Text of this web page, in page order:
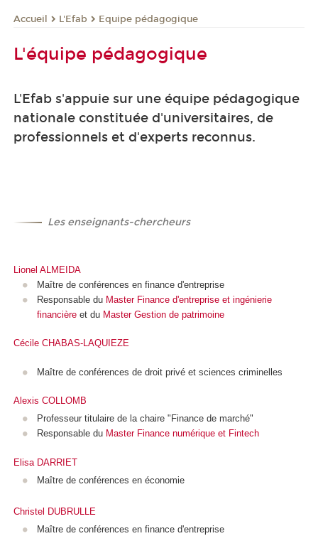
Accueil L'Efab Equipe pédagogique
L'équipe pédagogique
L'Efab s'appuie sur une équipe pédagogique
nationale constituée d'universitaires, de
professionnels et d'experts reconnus.
Les enseignants-chercheurs
Lionel ALMEIDA
Maître de conférences en finance d'entreprise
Responsable du Master Finance d'entreprise et ingénierie
financièreet du Master Gestion de patrimoine
Cécile CHABAS-LAQUIEZE
Maître de conférences de droit privé et sciences criminelles
Alexis COLLOMB
Professeur titulaire de la chaire "Finance de marché"
Responsable du Master Finance numérique et Fintech
Elisa DARRIET
Maître de conférences en économie
Christel DUBRULLE
Maître de conférences en finance d'entreprise